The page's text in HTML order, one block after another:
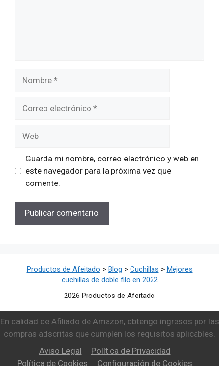
electrónico
Guarda mi nombre, correo electrónico y web en
este navegador para la próxima vez que
comente.
Productos de Afeitado > Blog > Cuchillas > Mejores
cuchillas de doble filo en 2022
2026 Productos de Afeitado
En calidad de Afiliado de Amazon, obtengo ingresos por las
compras adscritas que cumplen los requisitos aplicables.
Aviso Legal
Política de Privacidad
Política de Cookies
Configuración de Cookies